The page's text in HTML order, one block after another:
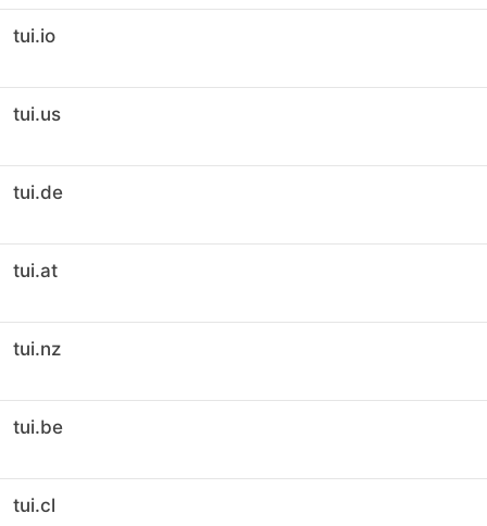
tui.io
tui.us
tui.de
tui.at
tui.nz
tui.be
tui.cl